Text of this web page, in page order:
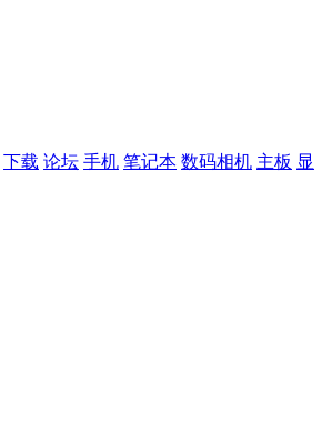
下载 论坛 手机 笔记本 数码相机 主板 显